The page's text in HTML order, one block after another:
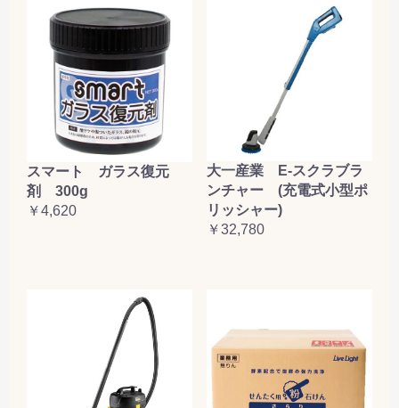
スマート ガラス復元
剤 300g
￥4,620
大一産業 E-スクラブラ
ンチャー (充電式小型ポ
リッシャー)
￥32,780